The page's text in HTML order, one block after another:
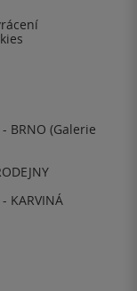
- BRNO (Galerie
KARVINÁ